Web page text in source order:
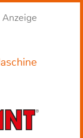
Anzeige